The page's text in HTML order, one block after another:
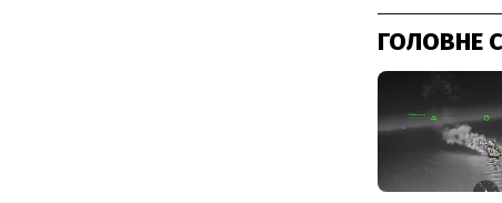
ГОЛОВНЕ